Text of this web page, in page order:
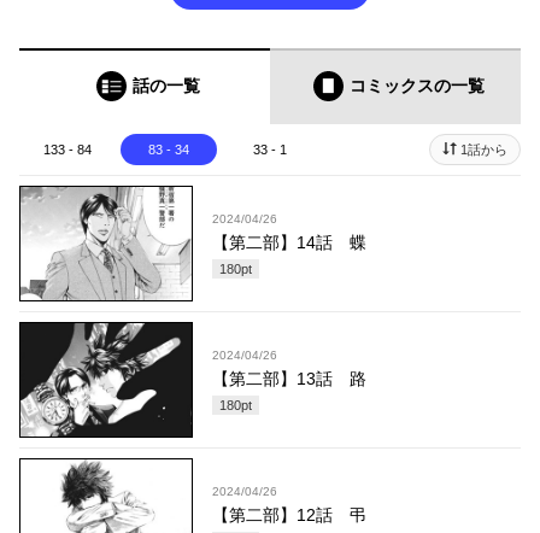
話の一覧 コミックスの一覧
133 - 84 83 - 34 33 - 1 1話から
2024/04/26
【第二部】14話 蝶
180pt
2024/04/26
【第二部】13話 路
180pt
2024/04/26
【第二部】12話 弔